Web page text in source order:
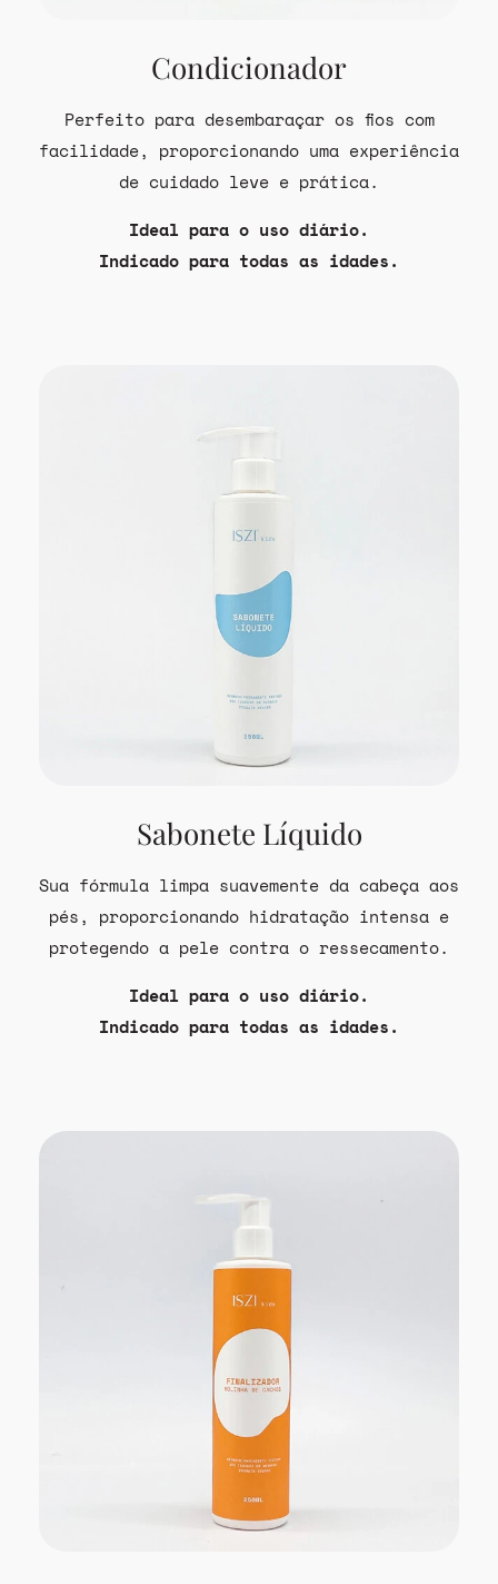
Condicionador
Perfeito para desembaraçar os fios com
facilidade, proporcionando uma experiência
de cuidado leve e prática.
Ideal para o uso diário.
Indicado para todas as idades.
Sabonete Líquido
Sua fórmula limpa suavemente da cabeça aos
pés, proporcionando hidratação intensa e
protegendo a pele contra o ressecamento.
Ideal para o uso diário.
Indicado para todas as idades.